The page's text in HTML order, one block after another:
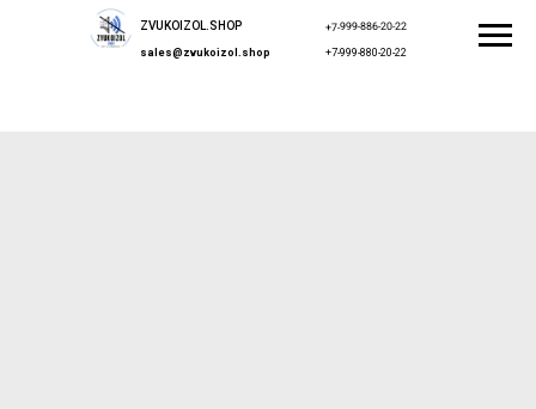
+7-999-880-20-22
+7-999-886-20-22
sales@zvukoizol.shop
ZVUKOIZOL.SHOP